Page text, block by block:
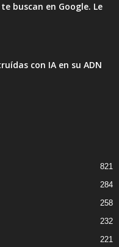
buscan en Google. Le
con IA en su ADN
821
284
258
232
221